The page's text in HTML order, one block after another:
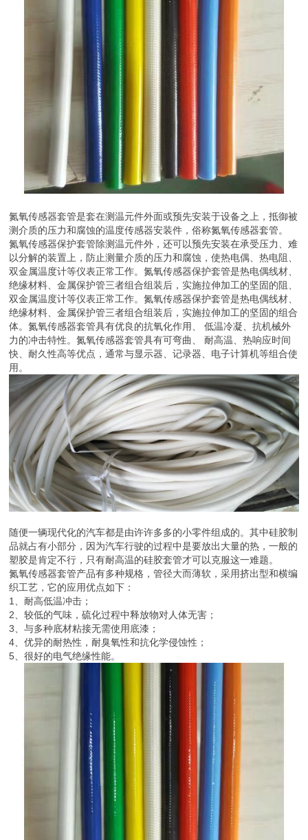
氮氧传感器套管是套在测温元件外面或预先安装于设备之上，抵御被
测介质的压力和腐蚀的温度传感器安装件，俗称氮氧传感器套管。
氮氧传感器保护套管除测温元件外，还可以预先安装在承受压力、难
以分解的装置上，防止测量介质的压力和腐蚀，使热电偶、热电阻、
双金属温度计等仪表正常工作。氮氧传感器保护套管是热电偶线材、
绝缘材料、金属保护管三者组合组装后，实施拉伸加工的坚固的阻、
双金属温度计等仪表正常工作。氮氧传感器保护套管是热电偶线材、
绝缘材料、金属保护管三者组合组装后，实施拉伸加工的坚固的组合
体。氮氧传感器套管具有优良的抗氧化作用、 低温冷凝、抗机械外
力的冲击特性。氮氧传感器套管具有可弯曲、 耐高温、热响应时间
快、耐久性高等优点，通常与显示器、记录器、电子计算机等组合使
用。
随便一辆现代化的汽车都是由许许多多的小零件组成的。其中硅胶制
品就占有小部分，因为汽车行驶的过程中是要放出大量的热，一般的
塑胶是肯定不行，只有耐高温的硅胶套管才可以克服这一难题。
氮氧传感器套管产品有多种规格，管径大而薄软，采用挤出型和横编
织工艺，它的应用优点如下：
1、耐高低温冲击；
2、较低的气味，硫化过程中释放物对人体无害；
3、与多种底材粘接无需使用底漆；
4、优异的耐热性，耐臭氧性和抗化学侵蚀性；
5、很好的电气绝缘性能。